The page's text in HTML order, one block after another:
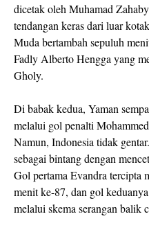
dicetak oleh Muhamad
tendangan keras dari luar
Muda bertambah sepuluh
Fadly Alberto Hengga yang
Gholy.
Di babak kedua, Yaman
melalui gol penalti
Namun, Indonesia tidak
sebagai bintang dengan
Gol pertama Evandra tercipta
menit ke-87, dan gol
melalui skema serangan balik